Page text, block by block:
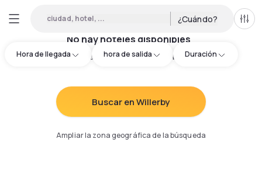
ciudad, hotel, ... ¿Cuándo?
Hora de llegada hora de salida Duración
No hay hoteles disponibles
Intenta redefinir los criterios de búsqueda:
Buscar en Willerby
Ampliar la zona geográfica de la búsqueda